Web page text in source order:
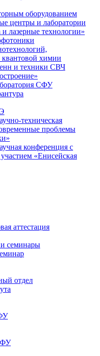
оборудованием
центры и лаборатории
лазерные технологии»
квантовой химии
и техники СВЧ
СФУ
техническая
проблемы
конференция с
«Енисейская
аттестация
семинары
отдел